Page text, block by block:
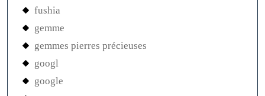
fushia
gemme
gemmes pierres précieuses
googl
google